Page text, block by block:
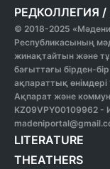
РЕДКОЛЛЕГИЯ /
© 2018-2025
Республикасының
жинақтайтын және
бағыттағы бірден-
ақпараттық
Ақпарат және
KZ09VPY00109962 -
LITERATURE
THEATHERS